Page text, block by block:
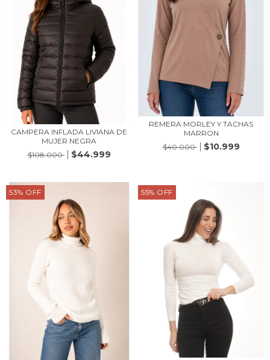
CAMPERA INFLADA LIVIANA DE
MUJER NEGRA
$108.000
$44.999
REMERA MORLEY Y TACHAS
MARRON
$40.000
$10.999
53% OFF 55% OFF